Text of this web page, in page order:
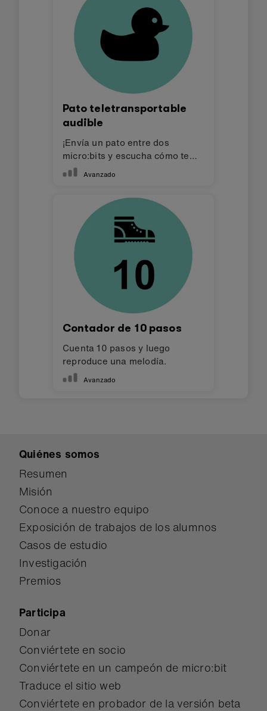
Pato teletransportable
audible
¡Envía un pato entre dos
micro:bits y escucha cómo te
saluda!Avanzado
Contador de 10 pasos
Cuenta 10 pasos y luego
reproduce una melodía.
Avanzado
Quiénes somos
Resumen
Misión
Conoce a nuestro equipo
Exposición de trabajos de los alumnos
Casos de estudio
Investigación
Premios
Participa
Donar
Conviértete en socio
Conviértete en un campeón de micro:bit
Traduce el sitio web
Conviértete en probador de la versión beta